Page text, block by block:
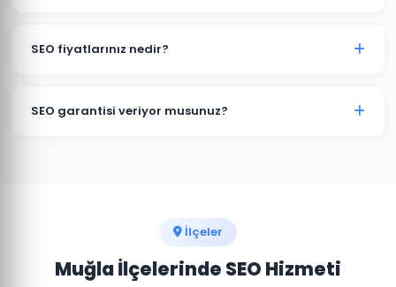
optimizasyonu, yerel anahtar kelime çalışması ve
SEO fiyatlarınız nedir?
ve hedeflere göre belirlenir. Muğla'daki işletmeniz için
SEO garantisi veriyor musunuz?
İlçeler
Muğla İlçelerinde SEO Hizmeti